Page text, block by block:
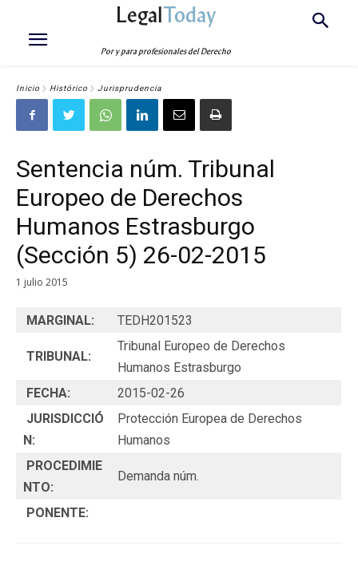
LegalToday
Por y para profesionales del Derecho
Inicio Histórico Jurisprudencia
Sentencia núm. Tribunal
Europeo de Derechos
Humanos Estrasburgo
(Sección 5) 26-02-2015
1 julio 2015
MARGINAL: TEDH201523
TRIBUNAL:
Tribunal Europeo de Derechos
Humanos Estrasburgo
FECHA:
2015-02-26
JURISDICCIÓ
N:
Protección Europea de Derechos
Humanos
PROCEDIMIE
NTO:
Demanda núm.
PONENTE: